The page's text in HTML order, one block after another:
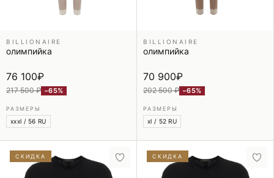
BILLIONAIRE
олимпийка
76 100₽
217 500 ₽ −65%
РАЗМЕРЫ
xxxl / 56 RU
BILLIONAIRE
олимпийка
70 900₽
202 500 ₽ −65%
РАЗМЕРЫ
xl / 52 RU
СКИДКА СКИДКА